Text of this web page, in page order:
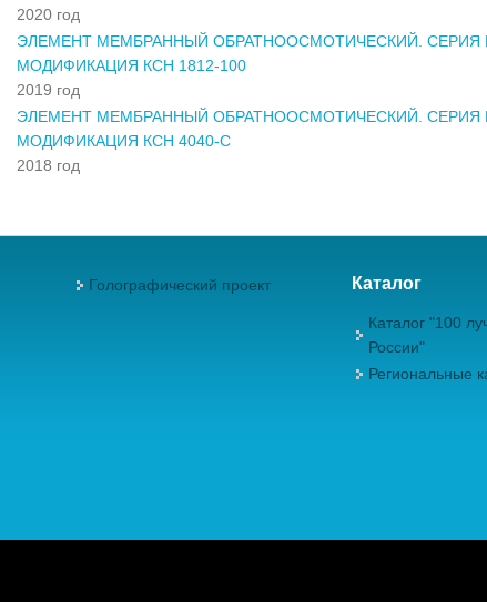
2020 год
ЭЛЕМЕНТ МЕМБРАННЫЙ ОБРАТНООСМОТИЧЕСКИЙ. СЕРИЯ
МОДИФИКАЦИЯ КCH 1812-100
2019 год
ЭЛЕМЕНТ МЕМБРАННЫЙ ОБРАТНООСМОТИЧЕСКИЙ. СЕРИЯ
МОДИФИКАЦИЯ КСН 4040-С
2018 год
Голографический проект Каталог
Каталог "100
России"
Региональные